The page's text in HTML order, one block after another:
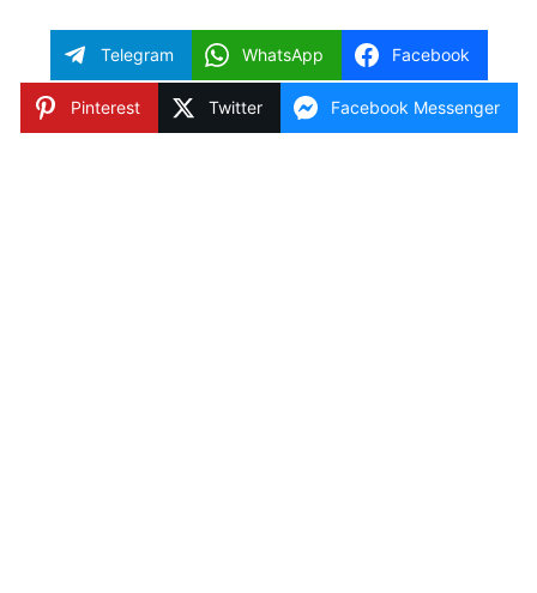
Telegram WhatsApp Facebook
Pinterest Twitter Facebook Messenger